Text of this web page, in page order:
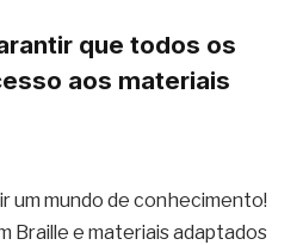
que todos os
aos materiais
um mundo de conhecimento!
Braille e materiais adaptados